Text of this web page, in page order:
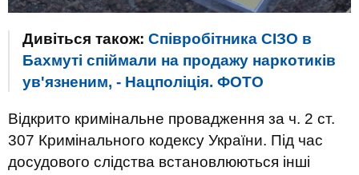
Дивіться також: Співробітника СІЗО в
Бахмуті спіймали на продажу наркотиків
ув'язненим, - Нацполіція. ФОТО
Відкрито кримінальне провадження за ч. 2 ст.
307 Кримінального кодексу України. Під час
досудового слідства встановлюються інші